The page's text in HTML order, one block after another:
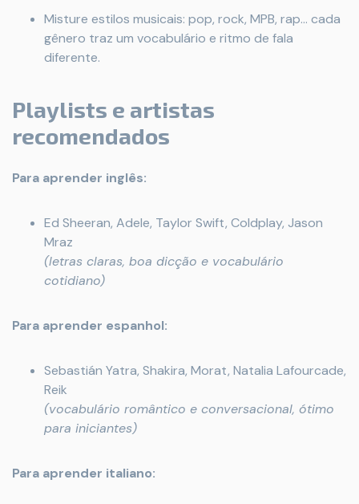
Misture estilos musicais: pop, rock, MPB, rap… cada
gênero traz um vocabulário e ritmo de fala
diferente.
Playlists e artistas
recomendados
Para aprender inglês:
Ed Sheeran, Adele, Taylor Swift, Coldplay, Jason
Mraz
(letras claras, boa dicção e vocabulário
cotidiano)
Para aprender espanhol:
Sebastián Yatra, Shakira, Morat, Natalia Lafourcade,
Reik
(vocabulário romântico e conversacional, ótimo
para iniciantes)
Para aprender italiano: